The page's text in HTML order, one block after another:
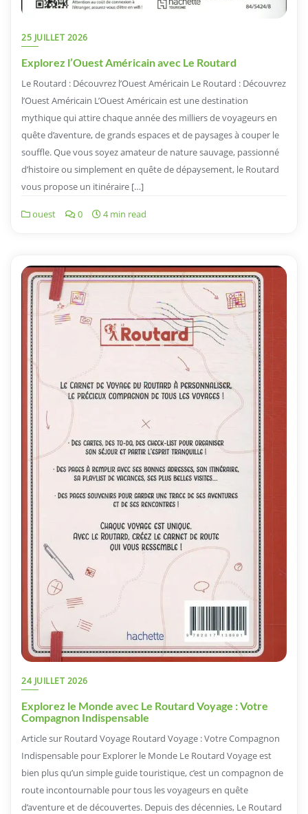
25 JUILLET 2026
Explorez l’Ouest Américain avec Le Routard
Le Routard : Découvrez l’Ouest Américain Le Routard : Découvrez
l’Ouest Américain L’Ouest Américain est une destination
mythique qui attire chaque année des milliers de voyageurs en
quête d’aventure, de grands espaces et de paysages à couper le
souffle. Que vous soyez amateur de nature sauvage, passionné
d’histoire ou simplement en quête de dépaysement, le Routard
vous propose un itinéraire […]
ouest 0 4 min read
24 JUILLET 2026
Explorez le Monde avec Le Routard Voyage : Votre
Compagnon Indispensable
Article sur Routard Voyage Routard Voyage : Votre Compagnon
Indispensable pour Explorer le Monde Le Routard Voyage est
bien plus qu’un simple guide touristique, c’est un compagnon de
route incontournable pour tous les voyageurs en quête
d’aventure et de découvertes. Depuis des décennies, Le Routard